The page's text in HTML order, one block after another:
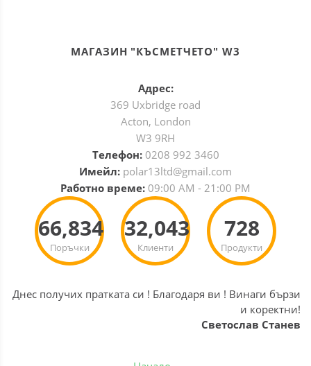
МАГАЗИН "КЪСМЕТЧЕТО" W3
Адрес:
369 Uxbridge road
Acton, London
W3 9RH
Телефон: 0208 992 3460
Имейл: polar13ltd@gmail.com
Работно време: 09:00 AM - 21:00 PM
Поръчки
66,834
Клиенти
32,043
Продукти
728
Днес получих пратката си ! Благодаря ви ! Винаги бързи
и коректни!
Светослав Станев